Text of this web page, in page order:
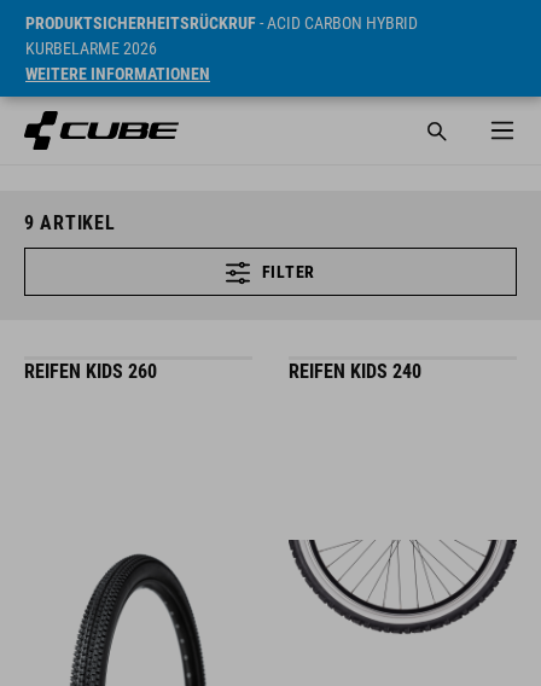
PRODUKTSICHERHEITSRÜCKRUF- ACID CARBON HYBRID
KURBELARME 2026
WEITERE INFORMATIONEN
9 ARTIKEL
FILTER
REIFEN KIDS 260 REIFEN KIDS 240